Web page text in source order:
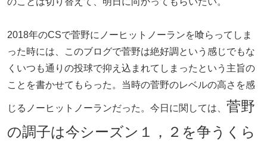
2018年のCSで菅野にノーヒットノーランを喰らってしま
った時には、このブログで菅野は絶好調という感じでもな
くいつも通りの投球で抑え込まれてしまったという主旨の
ことを書かせてもらった。当時の菅野のレベルの高さを感
じるノーヒットノーランだった。今日に関しては、 菅野
の調子は今シーズン１，２を争うくら